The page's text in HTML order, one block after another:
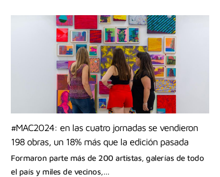
#MAC2024: en las cuatro jornadas se vendieron
198 obras, un 18% más que la edición pasada
Formaron parte más de 200 artistas, galerías de todo
el país y miles de vecinos,…